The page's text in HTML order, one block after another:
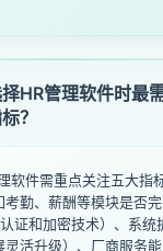
HR管理软件时最
？
软件需重点关注五大指
考勤、薪酬等模块是否
证和加密技术）、系统
灵活升级）、厂商服务